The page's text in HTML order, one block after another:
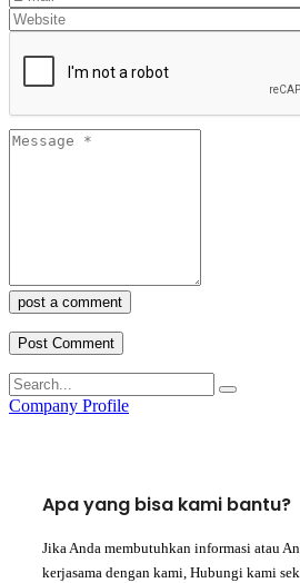
post a comment
Company Profile
Apa yang bisa kami bantu?
Jika Anda membutuhkan informasi atau
kerjasama dengan kami, Hubungi kami